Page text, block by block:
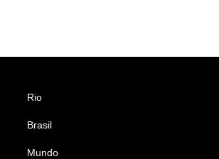
Rio
Brasil
Mundo